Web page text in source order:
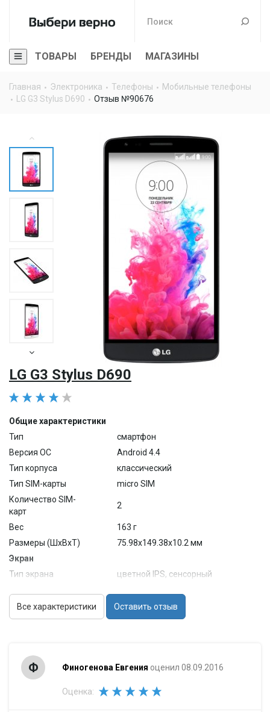
ТОВАРЫ БРЕНДЫ МАГАЗИНЫ
Главная Электроника Телефоны
Мобильные телефоны
LG G3 Stylus D690
Отзыв №90676
LG G3 Stylus D690
Общие характеристики
Тип
смартфон
Версия ОС
Android 4.4
Тип корпуса
классический
Тип SIM-карты
micro SIM
Количество SIM-
карт
2
Вес
163 г
Размеры (ШxВxТ)
75.98x149.38x10.2 мм
Экран
Тип экрана
цветной IPS, сенсорный
экрана
мультитач, емкостный
Диагональ
5.5 дюйм.
Число пикселей на
дюйм (PPI)
200
Мультимедийные возможности
Все характеристики Оставить отзыв
Ф Финогенова Евгения оценил 08.09.2016
Оценка: